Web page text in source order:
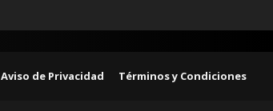
Aviso de Privacidad Términos y Condiciones